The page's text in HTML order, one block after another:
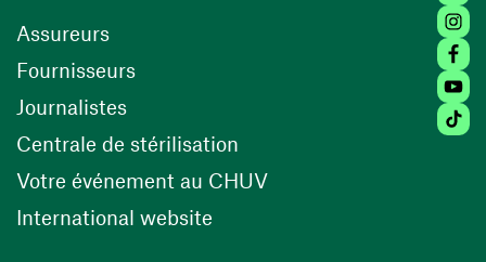
Assureurs
Fournisseurs(ouvre une nouvelle fenêtre)
Journalistes
Centrale de stérilisation (ouvre une nouvelle
Votre événement au CHUV(ouvre une nouvelle
International website